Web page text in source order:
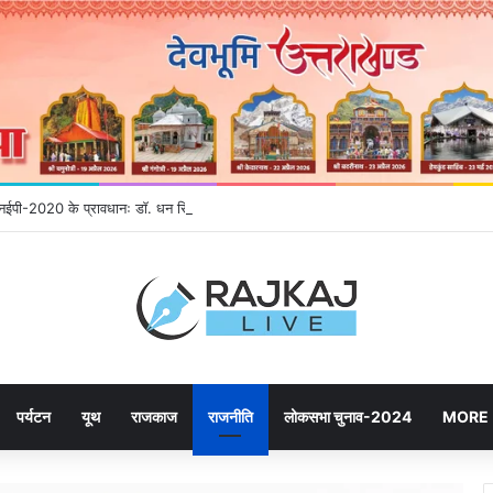
2020 के प्रावधानः डाॅ. धन सिंह रावत
पर्यटन यूथ राजकाज राजनीति लोकसभा चुनाव-2024 MORE